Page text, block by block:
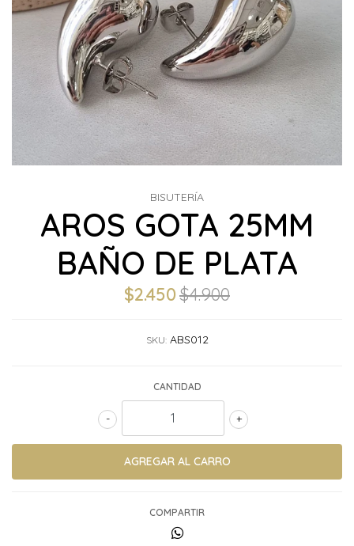
BISUTERÍA
AROS GOTA 25MM
BAÑO DE PLATA
$2.450$4.900
SKU: ABS012
CANTIDAD
+
-
COMPARTIR